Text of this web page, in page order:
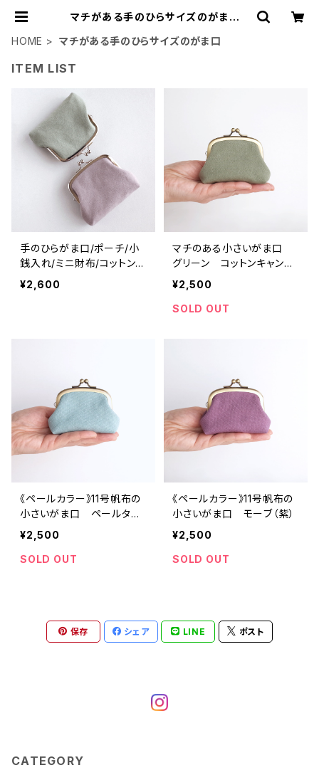
マチがある手のひらサイズのがま口 |
HOME
マチがある手のひらサイズのがま口
ITEM LIST
手のひらがま口/ポーチ/小
銭入れ/ミニ財布/コットンキ
ャンバス グリーン・紫
¥2,600
マチのある小さいがま口
グリーン コットンキャンバ
ス
¥2,500
SOLD OUT
《ペールカラー》11号帆布の
小さいがま口 ペールター
コイズ
¥2,500
SOLD OUT
《ペールカラー》11号帆布の
小さいがま口 モーブ（紫）
¥2,500
SOLD OUT
保存 シェア LINE ポスト
CATEGORY